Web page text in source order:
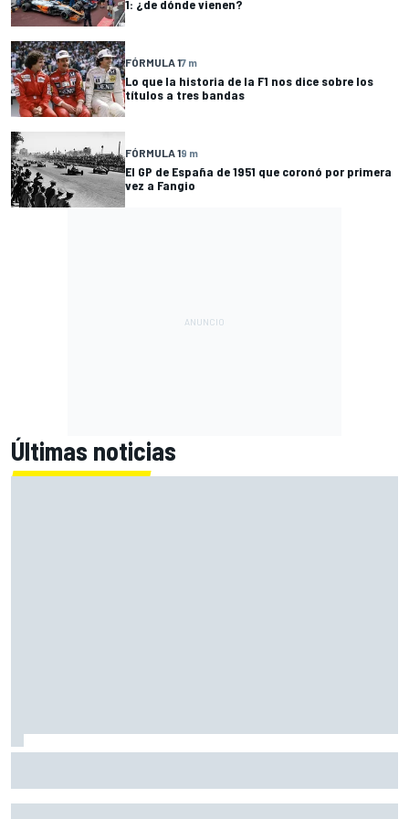
1: ¿de dónde vienen?
FÓRMULA 17 m
Lo que la historia de la F1 nos dice sobre los
títulos a tres bandas
FÓRMULA 19 m
El GP de España de 1951 que coronó por primera
vez a Fangio
Últimas noticias